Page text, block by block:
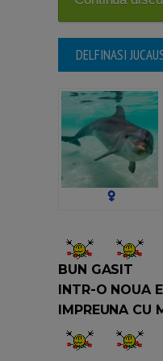
DELFINASI
BUN GASIT
INTR-O NOUA
IMPREUNA CU